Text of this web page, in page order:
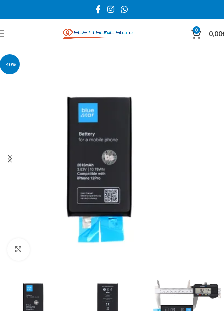
0 0,00
-40%